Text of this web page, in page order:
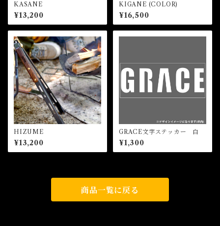
KASANE
¥13,200
KIGANE (COLOR)
¥16,500
HIZUME
¥13,200
GRACE文字ステッカー 白
¥1,300
商品一覧に戻る